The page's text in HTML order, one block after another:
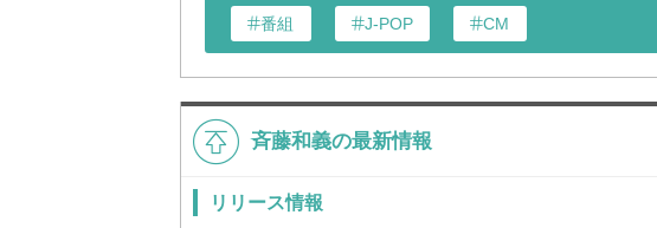
番組 J-POP CM
斉藤和義の最新情報
リリース情報